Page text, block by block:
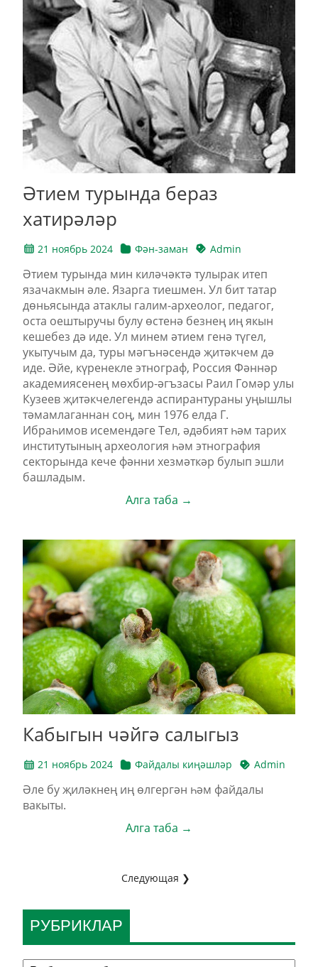
Әтием турында бераз
хатирәләр
21 ноябрь 2024 Фән-заман Admin
Әтием турында мин киләчәктә тулырак итеп
язачакмын әле. Язарга тиешмен. Ул бит татар
дөньясында атаклы галим-археолог, педагог,
оста оештыручы булу өстенә безнең иң якын
кешебез дә иде. Ул минем әтием генә түгел,
укытучым да, туры мәгънәсендә җитәкчем дә
иде. Әйе, күренекле этнограф, Россия Фәннәр
академиясенең мөхбир-әгъзасы Раил Гомәр улы
Кузеев җитәкчелегендә аспирантураны уңышлы
тәмамлаганнан соң, мин 1976 елда Г.
Ибраһимов исемендәге Тел, әдәбият һәм тарих
институтының археология һәм этнография
секторында кече фәнни хезмәткәр булып эшли
башладым.
Алга таба →
Кабыгын чәйгә салыгыз
21 ноябрь 2024 Файдалы киңәшләр Admin
Әле бу җиләкнең иң өлгергән һәм файдалы
вакыты.
Алга таба →
Следующая ❯
РУБРИКЛАР